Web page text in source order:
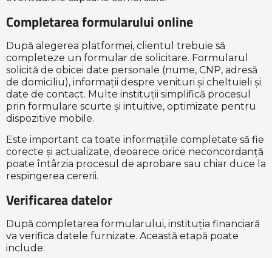
Completarea formularului online
După alegerea platformei, clientul trebuie să
completeze un formular de solicitare. Formularul
solicită de obicei date personale (nume, CNP, adresă
de domiciliu), informații despre venituri și cheltuieli și
date de contact. Multe instituții simplifică procesul
prin formulare scurte și intuitive, optimizate pentru
dispozitive mobile.
Este important ca toate informațiile completate să fie
corecte și actualizate, deoarece orice neconcordanță
poate întârzia procesul de aprobare sau chiar duce la
respingerea cererii.
Verificarea datelor
După completarea formularului, instituția financiară
va verifica datele furnizate. Această etapă poate
include: